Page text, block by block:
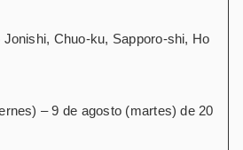
Chuo-ku, Sapporo-shi, Ho
– 9 de agosto (martes) de 20